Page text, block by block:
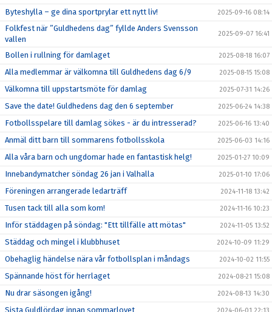
Byteshylla – ge dina sportprylar ett nytt liv! 2025-09-16 08:14
Folkfest när ”Guldhedens dag” fyllde Anders Svensson
vallen
2025-09-07 16:41
Bollen i rullning för damlaget 2025-08-18 16:07
Alla medlemmar är välkomna till Guldhedens dag 6/9 2025-08-15 15:08
Välkomna till uppstartsmöte för damlag 2025-07-31 14:26
Save the date! Guldhedens dag den 6 september 2025-06-24 14:38
Fotbollsspelare till damlag sökes - är du intresserad? 2025-06-16 13:40
Anmäl ditt barn till sommarens fotbollsskola 2025-06-03 14:16
Alla våra barn och ungdomar hade en fantastisk helg! 2025-01-27 10:09
Innebandymatcher söndag 26 jan i Valhalla 2025-01-10 17:06
Föreningen arrangerade ledarträff 2024-11-18 13:42
Tusen tack till alla som kom! 2024-11-16 10:23
Inför städdagen på söndag: "Ett tillfälle att mötas" 2024-11-05 13:52
Städdag och mingel i klubbhuset 2024-10-09 11:29
Obehaglig händelse nära vår fotbollsplan i måndags 2024-10-02 11:55
Spännande höst för herrlaget 2024-08-21 15:08
Nu drar säsongen igång! 2024-08-13 14:30
Sista Guldlördag innan sommarlovet